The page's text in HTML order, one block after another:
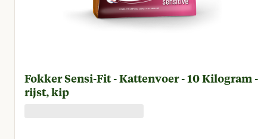
Fokker Sensi-Fit - Kattenvoer - 10 Kilogram -
rijst, kip